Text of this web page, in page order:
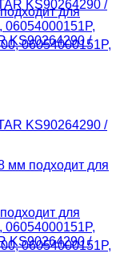
для
06054000151P,
KS90264290 /
для
06054000151P,
KS90264290 /